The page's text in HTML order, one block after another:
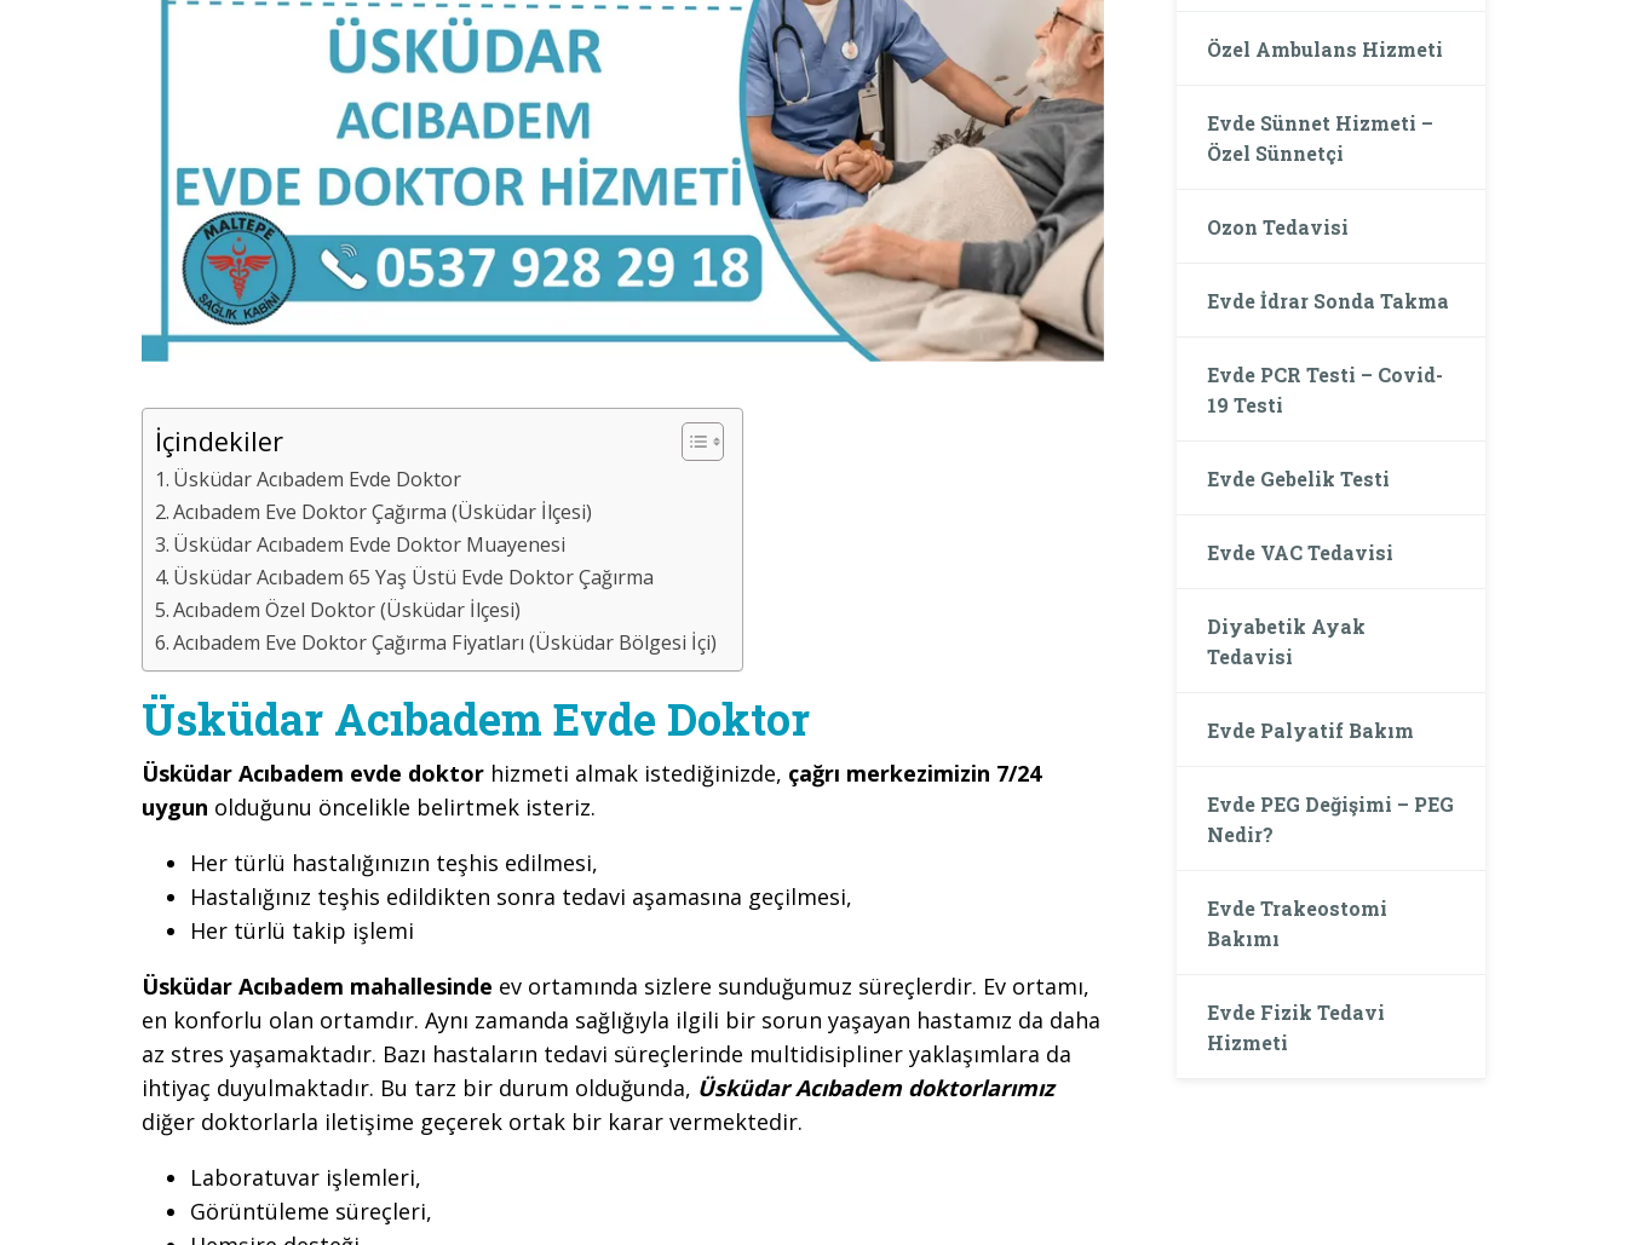
İçindekiler
Üsküdar Acıbadem Evde Doktor
Acıbadem Eve Doktor Çağırma (Üsküdar İlçesi)
Üsküdar Acıbadem Evde Doktor Muayenesi
Üsküdar Acıbadem 65 Yaş Üstü Evde Doktor Çağırma
Acıbadem Özel Doktor (Üsküdar İlçesi)
Acıbadem Eve Doktor Çağırma Fiyatları (Üsküdar Bölgesi İçi)
Üsküdar Acıbadem Evde Doktor
Üsküdar Acıbadem evde doktor hizmeti almak istediğinizde, çağrı merkezimizin 7/24
uygun olduğunu öncelikle belirtmek isteriz.
Her türlü hastalığınızın teşhis edilmesi,
Hastalığınız teşhis edildikten sonra tedavi aşamasına geçilmesi,
Her türlü takip işlemi
Üsküdar Acıbadem mahallesinde ev ortamında sizlere sunduğumuz süreçlerdir. Ev ortamı,
en konforlu olan ortamdır. Aynı zamanda sağlığıyla ilgili bir sorun yaşayan hastamız da daha
az stres yaşamaktadır. Bazı hastaların tedavi süreçlerinde multidisipliner yaklaşımlara da
ihtiyaç duyulmaktadır. Bu tarz bir durum olduğunda, Üsküdar Acıbadem doktorlarımız
diğer doktorlarla iletişime geçerek ortak bir karar vermektedir.
Laboratuvar işlemleri,
Görüntüleme süreçleri,
Özel Ambulans Hizmeti
Evde Sünnet Hizmeti –
Özel Sünnetçi
Ozon Tedavisi
Evde İdrar Sonda Takma
Evde PCR Testi – Covid-
19 Testi
Evde Gebelik Testi
Evde VAC Tedavisi
Diyabetik Ayak
Tedavisi
Evde Palyatif Bakım
Evde PEG Değişimi – PEG
Nedir?
Evde Trakeostomi
Bakımı
Evde Fizik Tedavi
Hizmeti